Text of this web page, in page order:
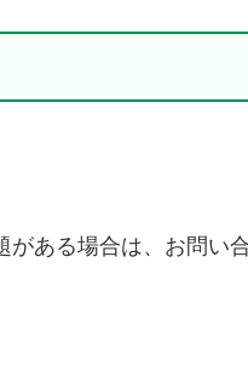
ある場合は、お問い